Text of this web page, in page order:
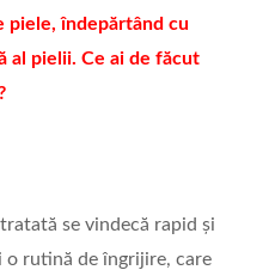
piele, îndepărtând cu
al pielii. Ce ai de făcut
se vindecă rapid și
o rutină de îngrijire, care